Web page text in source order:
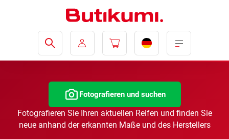
Fotografieren und suchen
Fotografieren Sie Ihren aktuellen Reifen und finden Sie
neue anhand der erkannten Maße und des Herstellers